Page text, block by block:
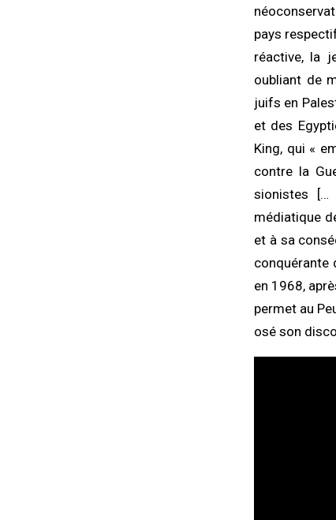
pays
réactive, la
oubliant de
juifs en
et des
King, qui «
contre la
sionistes […
médiatique
et à sa
conquérante
en 1968,
permet au
osé son